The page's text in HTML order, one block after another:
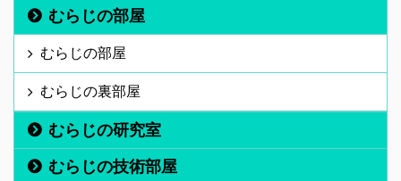
むらじの部屋
むらじの部屋
むらじの裏部屋
むらじの研究室
むらじの技術部屋